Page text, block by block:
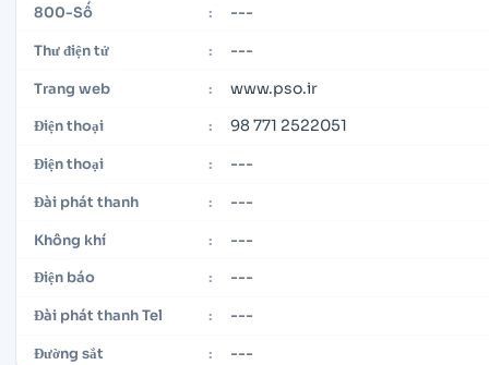
800-Số : ---
Thư điện tử : ---
Trang web : www.pso.ir
Điện thoại : 98 771 2522051
Điện thoại : ---
Đài phát thanh : ---
Không khí : ---
Điện báo : ---
Đài phát thanh Tel : ---
Đường sắt : ---